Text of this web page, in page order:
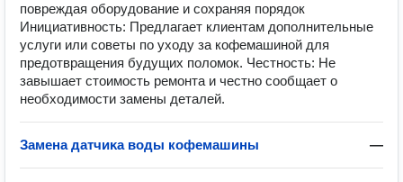
повреждая оборудование и сохраняя порядок
Инициативность: Предлагает клиентам дополнительные
услуги или советы по уходу за кофемашиной для
предотвращения будущих поломок. Честность: Не
завышает стоимость ремонта и честно сообщает о
необходимости замены деталей.
Замена датчиĸа воды кофемашины —